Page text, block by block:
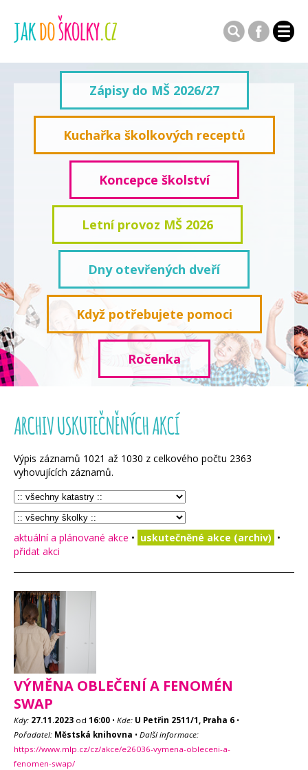
Zápisy do MŠ 2026/27
Kuchařka školkových receptů
Koncepce školství
Letní provoz MŠ 2026
Dny otevřených dveří
Když potřebujete pomoci
Ročenka
ARCHIV USKUTEČNĚNÝCH AKCÍ
Výpis záznamů 1021 až 1030 z celkového počtu 2363
vyhovujících záznamů.
aktuální a plánované akce • uskutečněné akce (archiv) •
přidat akci
VÝMĚNA OBLEČENÍ A FENOMÉN
SWAP
Kdy: 27.11.2023 od 16:00 • Kde: U Petřin 2511/1, Praha 6 •
Pořadatel: Městská knihovna • Další informace:
https://www.mlp.cz/cz/akce/e26036-vymena-obleceni-a-
fenomen-swap/